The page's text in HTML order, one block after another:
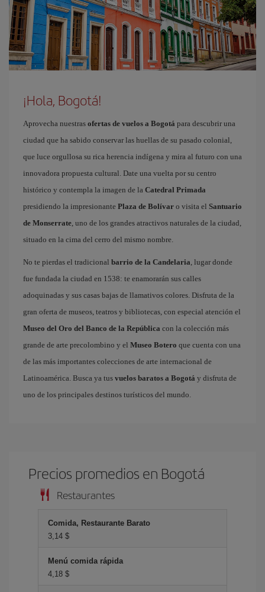
¡Hola, Bogotá!
Aprovecha nuestras ofertas de vuelos a Bogotá para descubrir una
ciudad que ha sabido conservar las huellas de su pasado colonial,
que luce orgullosa su rica herencia indígena y mira al futuro con una
innovadora propuesta cultural. Date una vuelta por su centro
histórico y contempla la imagen de la Catedral Primada
presidiendo la impresionante Plaza de Bolívar o visita el Santuario
de Monserrate, uno de los grandes atractivos naturales de la ciudad,
situado en la cima del cerro del mismo nombre.
No te pierdas el tradicional barrio de la Candelaria, lugar donde
fue fundada la ciudad en 1538: te enamorarán sus calles
adoquinadas y sus casas bajas de llamativos colores. Disfruta de la
gran oferta de museos, teatros y bibliotecas, con especial atención el
Museo del Oro del Banco de la República con la colección más
grande de arte precolombino y el Museo Botero que cuenta con una
de las más importantes colecciones de arte internacional de
Latinoamérica. Busca ya tus vuelos baratos a Bogotá y disfruta de
uno de los principales destinos turísticos del mundo.
Precios promedios en Bogotá
Restaurantes
Comida, Restaurante Barato
3,14 $
Menú comida rápida
4,18 $